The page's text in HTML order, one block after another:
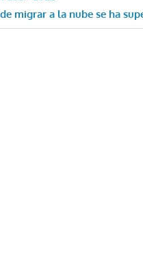
migrar a la nube se ha